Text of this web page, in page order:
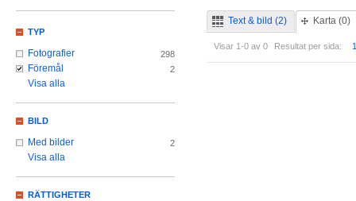
Text & bild (2) Karta (0)
Visar 1-0 av 0 Resultat per sida:
TYP
Fotografier 298
Föremål 2
Visa alla
BILD
Med bilder 2
Visa alla
RÄTTIGHETER